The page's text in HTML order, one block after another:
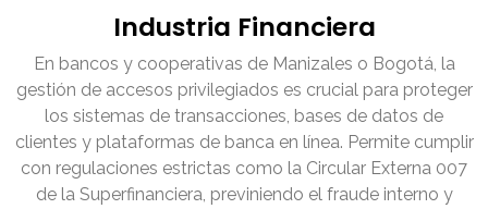
Industria Financiera
En bancos y cooperativas de Manizales o Bogotá, la
gestión de accesos privilegiados es crucial para proteger
los sistemas de transacciones, bases de datos de
clientes y plataformas de banca en línea. Permite cumplir
con regulaciones estrictas como la Circular Externa 007
de la Superfinanciera, previniendo el fraude interno y